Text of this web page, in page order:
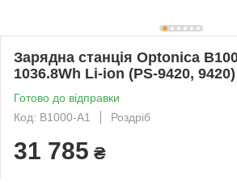
Зарядна станція Optonica
1036.8Wh Li-ion (PS-9420, 9420)
Готово до відправки
Код: B1000-A1
Роздріб
31 785 ₴